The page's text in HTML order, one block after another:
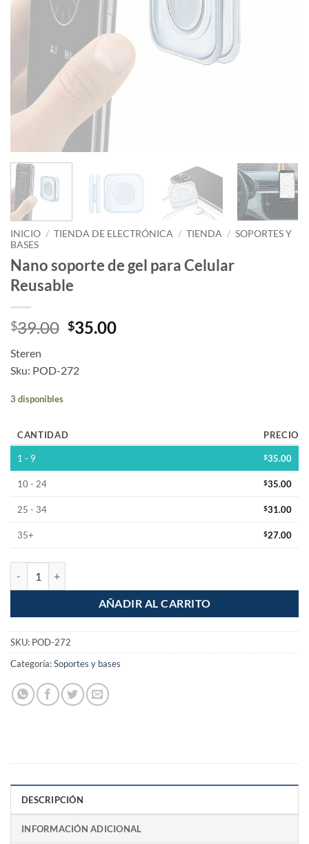
INICIO / TIENDA DE ELECTRÓNICA / TIENDA / SOPORTES Y
BASES
Nano soporte de gel para Celular
Reusable
$39.00 $35.00
Steren
Sku: POD-272
3 disponibles
CANTIDAD PRECIO
1 - 9 $35.00
10 - 24 $35.00
25 - 34 $31.00
35+ $27.00
AÑADIR AL CARRITO
SKU: POD-272
Categoría:Soportes y bases
DESCRIPCIÓN
INFORMACIÓN ADICIONAL